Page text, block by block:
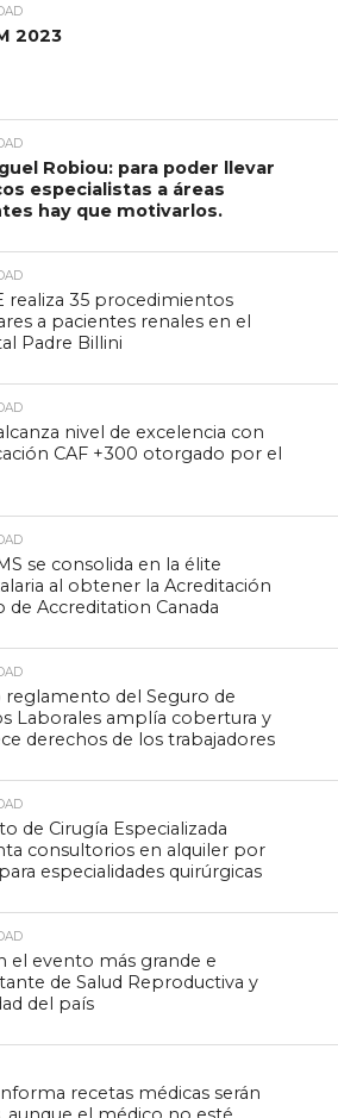
2023
Robiou: para poder llevar
especialistas a áreas
hay que motivarlos.
realiza 35 procedimientos
a pacientes renales en el
Padre Billini
nivel de excelencia con
CAF +300 otorgado por el
se consolida en la élite
al obtener la Acreditación
de Accreditation Canada
reglamento del Seguro de
Laborales amplía cobertura y
derechos de los trabajadores
de Cirugía Especializada
consultorios en alquiler por
especialidades quirúrgicas
el evento más grande e
de Salud Reproductiva y
del país
recetas médicas serán